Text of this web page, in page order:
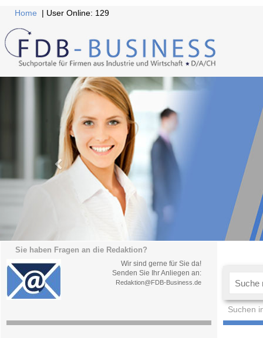
Home | User Online: 129
Sie haben Fragen an die Redaktion?
Wir sind gerne für Sie da!
Senden Sie Ihr Anliegen an:
Redaktion@FDB-Business.de
Suchen